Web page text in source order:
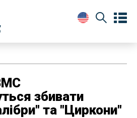
збивати
та "Циркони"